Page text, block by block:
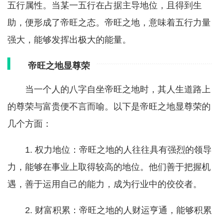
五行属性。当某一五行在占据主导地位，且得到生
助，便形成了帝旺之态。帝旺之地，意味着五行力量
强大，能够发挥出极大的能量。
帝旺之地显尊荣
当一个人的八字自坐帝旺之地时，其人生道路上
的尊荣与富贵便不言而喻。以下是帝旺之地显尊荣的
几个方面：
1. 权力地位：帝旺之地的人往往具有强烈的领导
力，能够在事业上取得较高的地位。他们善于把握机
遇，善于运用自己的能力，成为行业中的佼佼者。
2. 财富积累：帝旺之地的人财运亨通，能够积累